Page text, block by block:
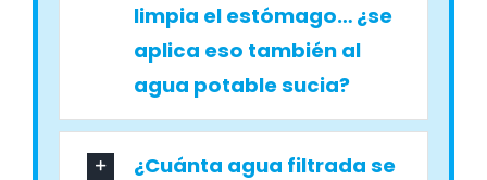
limpia el estómago… ¿se
aplica eso también al
agua potable sucia?
¿Cuánta agua filtrada se